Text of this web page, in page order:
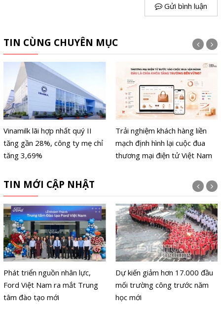
Gửi bình luận
TIN CÙNG CHUYÊN MỤC
Vinamilk lãi hợp nhất quý II
tăng gần 28%, công ty mẹ chỉ
tăng 3,69%
Trải nghiệm khách hàng liền
mạch định hình lại cuộc đua
thương mại điện tử Việt Nam
TIN MỚI CẬP NHẬT
Phát triển nguồn nhân lực,
Ford Việt Nam ra mắt Trung
tâm đào tạo mới
Dự kiến giảm hơn 17.000 đầu
mối trường công trước năm
học mới